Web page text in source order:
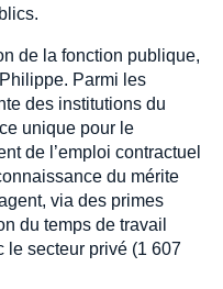
de la fonction publique,
Parmi les
des institutions du
unique pour le
de l’emploi contractuel
du mérite
via des primes
du temps de travail
le secteur privé (1 607